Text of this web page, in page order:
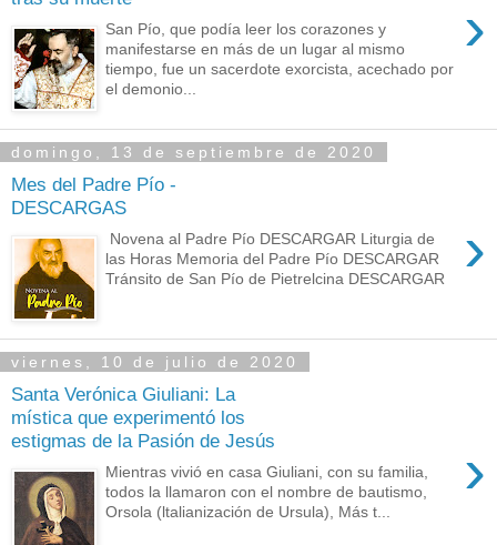
›
San Pío, que podía leer los corazones y
manifestarse en más de un lugar al mismo
tiempo, fue un sacerdote exorcista, acechado por
el demonio...
domingo, 13 de septiembre de 2020
Mes del Padre Pío -
DESCARGAS
›
Novena al Padre Pío DESCARGAR Liturgia de
las Horas Memoria del Padre Pío DESCARGAR
Tránsito de San Pío de Pietrelcina DESCARGAR
viernes, 10 de julio de 2020
Santa Verónica Giuliani: La
mística que experimentó los
estigmas de la Pasión de Jesús
›
Mientras vivió en casa Giuliani, con su familia,
todos la llamaron con el nombre de bautismo,
Orsola (ltalianización de Ursula), Más t...